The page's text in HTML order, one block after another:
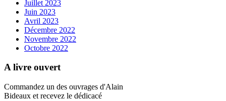
Juillet 2023
Juin 2023
Avril 2023
Décembre 2022
Novembre 2022
Octobre 2022
A livre ouvert
Commandez un des ouvrages d'Alain
Bideaux et recevez le dédicacé